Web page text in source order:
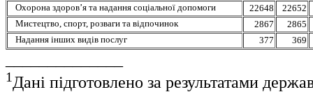
Охорона здоров’я та надання соціальної допомоги
22648
22652
Мистецтво, спорт, розваги та відпочинок
2867
2865
Надання інших видів послуг
377 369
1Дані підготовлено за результатами